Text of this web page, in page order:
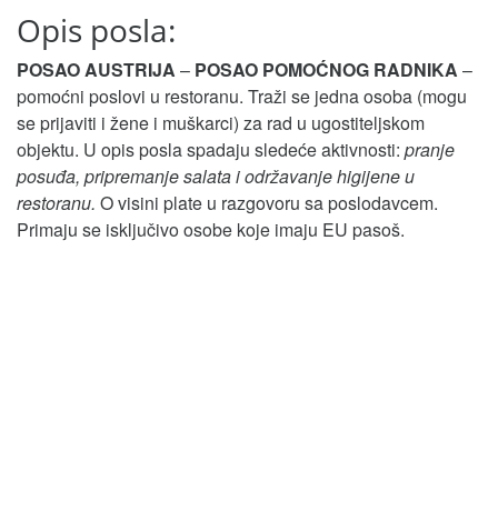
Opis posla:
POSAO AUSTRIJA – POSAO POMOĆNOG RADNIKA –
pomoćni poslovi u restoranu. Traži se jedna osoba (mogu
se prijaviti i žene i muškarci) za rad u ugostiteljskom
objektu. U opis posla spadaju sledeće aktivnosti: pranje
posuđa, pripremanje salata i održavanje higijene u
restoranu. O visini plate u razgovoru sa poslodavcem.
Primaju se isključivo osobe koje imaju EU pasoš.